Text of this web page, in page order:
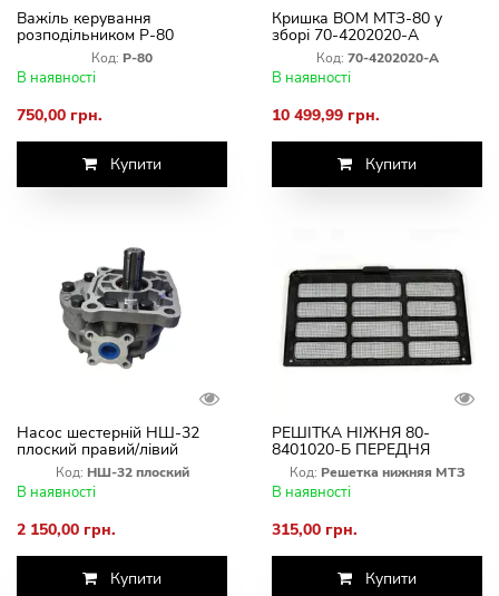
Важіль керування
розподільником Р-80
Комплект 3 шт. (МТЗ,
ЮМЗ-6, Т-40, Т-25, Т-16)
Код: Р-80
В наявності
750,00 грн.
Купити
Кришка ВОМ МТЗ-80 у
зборі 70-4202020-А
Код: 70-4202020-А
В наявності
10 499,99 грн.
Купити
Насос шестерній НШ-32
плоский правий/лівий
Болгарія
Код: НШ-32 плоский
В наявності
2 150,00 грн.
Купити
РЕШІТКА НІЖНЯ 80-
8401020-Б ПЕРЕДНЯ
ТРАКТОРА МТЗ
Код: Решетка нижняя МТЗ
В наявності
315,00 грн.
Купити